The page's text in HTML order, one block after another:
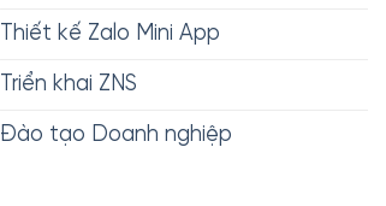
Thiết kế Zalo Mini App
Triển khai ZNS
Đào tạo Doanh nghiệp